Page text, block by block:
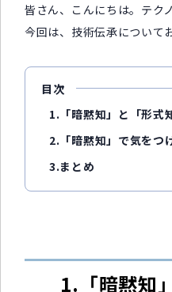
皆さん、こんにちは。テク
今回は、技術伝承について
目次
1.「暗黙知」と「形式知
2.「暗黙知」で気をつ
3.まとめ
1.「暗黙知